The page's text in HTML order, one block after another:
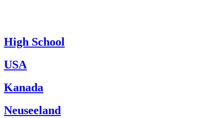
High School
USA
Kanada
Neuseeland